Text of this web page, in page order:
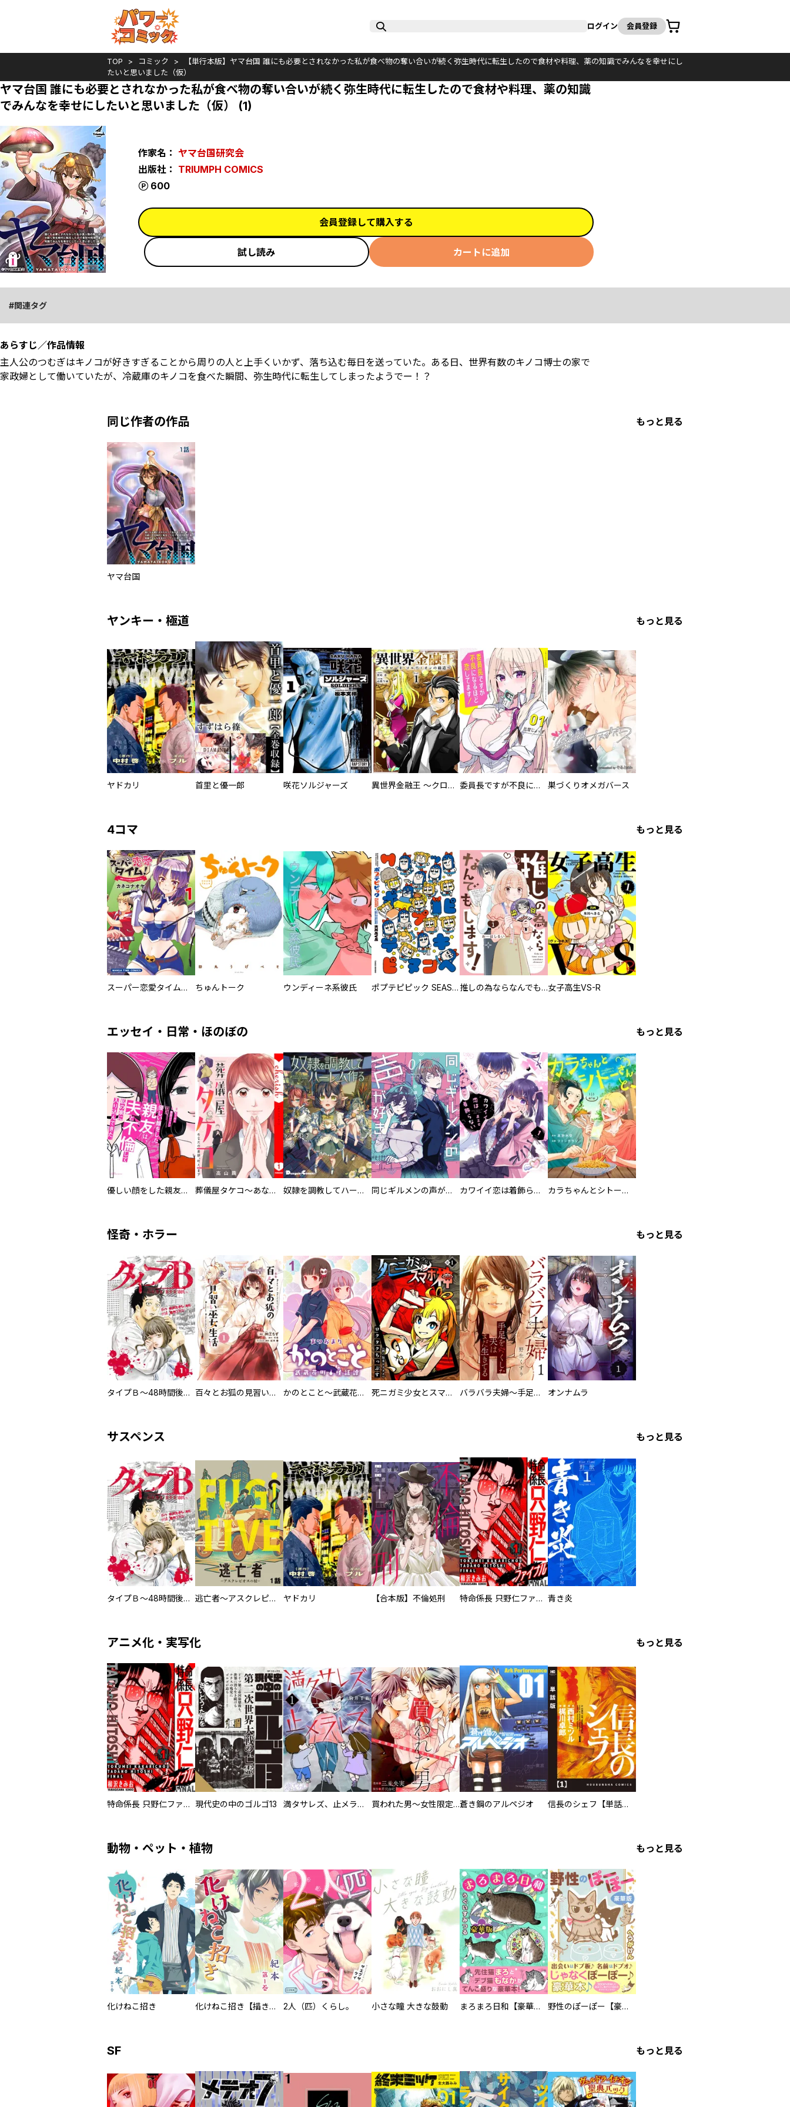
ログイン 会員登録
カート
TOP コミック
【単行本版】ヤマ台国 誰にも必要とされなかった私が食べ物の奪い合いが続く弥生時代に転生したので食材や料理、薬の知識でみんなを幸せにし
たいと思いました（仮）
ヤマ台国 誰にも必要とされなかった私が食べ物の奪い合いが続く弥生時代に転生したので食材や料理、薬の知識
でみんなを幸せにしたいと思いました（仮） (1)
作家名： ヤマ台国研究会
出版社： TRIUMPH COMICS
600
ポイント
会員登録して購入する
試し読み カートに追加
関連タグ
あらすじ／作品情報
主人公のつむぎはキノコが好きすぎることから周りの人と上手くいかず、落ち込む毎日を送っていた。ある日、世界有数のキノコ博士の家で
家政婦として働いていたが、冷蔵庫のキノコを食べた瞬間、弥生時代に転生してしまったようでー！？
同じ作者の作品 もっと見る
ヤマ台国
ヤンキー・極道 もっと見る
ヤドカリ 首里と優一郎 咲花ソルジャーズ 異世界金融王 ～クローネ・ゴルディオンの覇道～ 委員長ですが不良になるほど恋してます！ 巣づくりオメガバース
4コマ もっと見る
スーパー恋愛タイム！～現場でドＳな彼女は自宅でデレる～ ちゅんトーク ウンディーネ系彼氏 ポプテピピック SEASON EIGHT 推しの為ならなんでもします！女子高生VS-R
エッセイ・日常・ほのぼの もっと見る
優しい顔をした親友は、夫と不倫して私の家に入り込んできた。 葬儀屋タケコ～あなたの最期、叶えます【電子単行本版】 奴隷を調教してハーレム作る 同じギルメンの声が好き カワイイ恋は着飾らない カラちゃんとシトーさんと、 【分冊版】
怪奇・ホラー もっと見る
タイプＢ～48時間後、致死率100％～【単話】 百々とお狐の見習い巫女生活【単行本版】 かのとこと～武蔵花町怪話譚～ 【連載版】 死ニガミ少女とスマホ神 バラバラ夫婦～手足をなくした夫はまだ生きてる オンナムラ
サスペンス もっと見る
タイプＢ～48時間後、致死率100％～【単話】 逃亡者～アスクレピオスの杖～ ヤドカリ 【合本版】不倫処刑 特命係長 只野仁ファイナル 愛蔵版 青き炎
アニメ化・実写化 もっと見る
特命係長 只野仁ファイナル 愛蔵版 現代史の中のゴルゴ13 満タサレズ、止メラレズ 買われた男～女性限定快感セラピスト～【描き下ろしおまけ付き特装版】蒼き鋼のアルペジオ 信長のシェフ【単話版】
動物・ペット・植物 もっと見る
化けねこ招き 化けねこ招き【描きおろし付合冊版】 2人（匹）くらし。 小さな瞳 大きな鼓動 まろまろ日和【豪華版】 野性のぽーぽー【豪華版】
SF もっと見る